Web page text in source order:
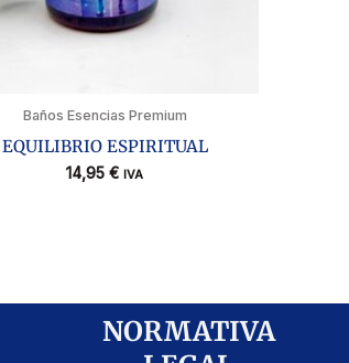
Baños Esencias Premium
EQUILIBRIO ESPIRITUAL
14,95 € IVA
NORMATIVA